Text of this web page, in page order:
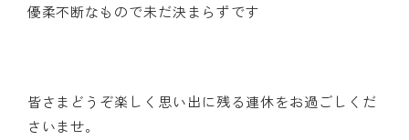
優柔不断なもので未だ決まらずです
皆さまどうぞ楽しく思い出に残る連休をお過ごしくだ
さいませ。